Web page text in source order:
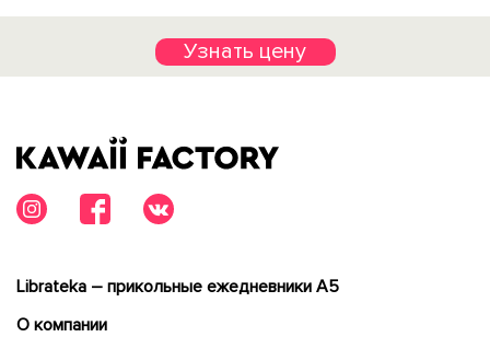
Узнать цену
Librateka – прикольные ежедневники А5
О компании